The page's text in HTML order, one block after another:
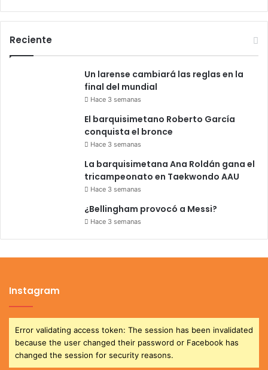
Reciente
Un larense cambiará las reglas en la
final del mundial
Hace 3 semanas
El barquisimetano Roberto García
conquista el bronce
Hace 3 semanas
La barquisimetana Ana Roldán gana el
tricampeonato en Taekwondo AAU
Hace 3 semanas
¿Bellingham provocó a Messi?
Hace 3 semanas
Instagram
Error validating access token: The session has been invalidated
because the user changed their password or Facebook has
changed the session for security reasons.